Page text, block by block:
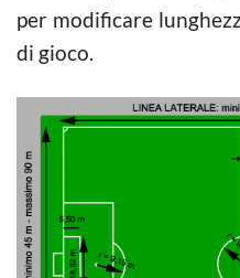
per modificare
di gioco.